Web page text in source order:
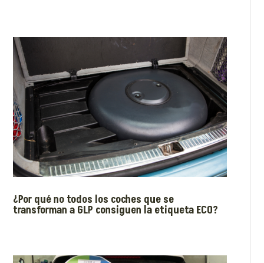
¿Por qué no todos los coches que se
transforman a GLP consiguen la etiqueta ECO?